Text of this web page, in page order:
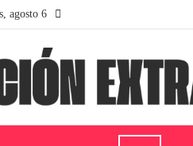
agosto 6